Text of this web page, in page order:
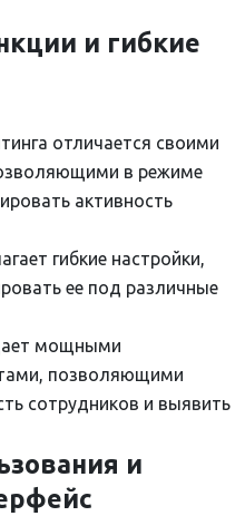
и гибкие
отличается своими
в режиме
активность
гибкие настройки,
ее под различные
мощными
позволяющими
сотрудников и выявить
и